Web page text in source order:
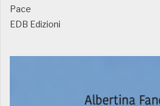
Pace
EDB Edizioni